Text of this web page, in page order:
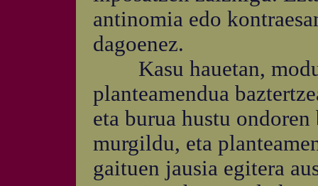
antinomia edo
dagoenez.
Kasu hauetan, modu
planteamendua
eta burua hustu
murgildu, eta
gaituen jausia egitera